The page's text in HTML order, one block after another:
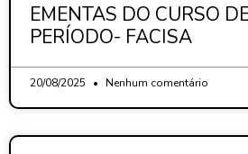
EMENTAS DO CURSO
PERÍODO- FACISA
20/08/2025 Nenhum comentário